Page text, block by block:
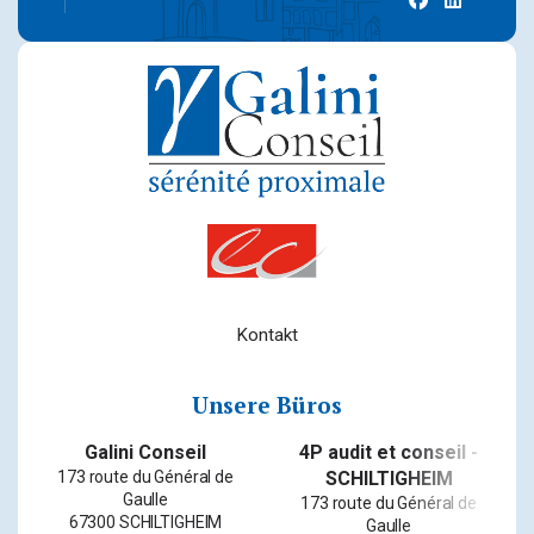
Kontakt
Unsere Büros
Galini Conseil
173 route du Général de
Gaulle
67300 SCHILTIGHEIM
4P audit et conseil -
SCHILTIGHEIM
173 route du Général de
Gaulle
facebook
linkedin